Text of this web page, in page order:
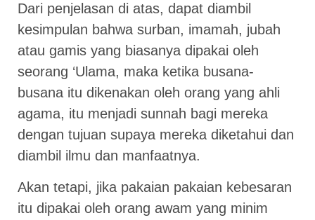
Dari penjelasan di atas, dapat diambil
kesimpulan bahwa surban, imamah, jubah
atau gamis yang biasanya dipakai oleh
seorang ‘Ulama, maka ketika busana-
busana itu dikenakan oleh orang yang ahli
agama, itu menjadi sunnah bagi mereka
dengan tujuan supaya mereka diketahui dan
diambil ilmu dan manfaatnya.
Akan tetapi, jika pakaian pakaian kebesaran
itu dipakai oleh orang awam yang minim